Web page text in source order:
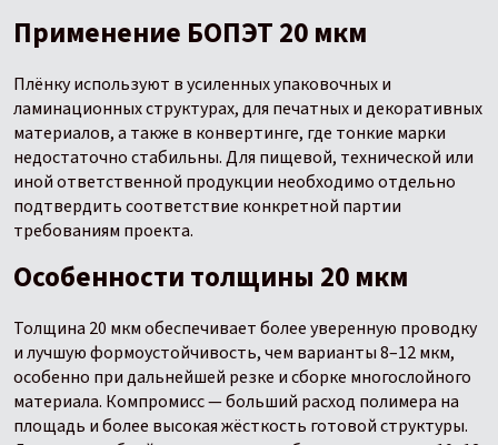
Применение БОПЭТ 20 мкм
Плёнку используют в усиленных упаковочных и
ламинационных структурах, для печатных и декоративных
материалов, а также в конвертинге, где тонкие марки
недостаточно стабильны. Для пищевой, технической или
иной ответственной продукции необходимо отдельно
подтвердить соответствие конкретной партии
требованиям проекта.
Особенности толщины 20 мкм
Толщина 20 мкм обеспечивает более уверенную проводку
и лучшую формоустойчивость, чем варианты 8–12 мкм,
особенно при дальнейшей резке и сборке многослойного
материала. Компромисс — больший расход полимера на
площадь и более высокая жёсткость готовой структуры.